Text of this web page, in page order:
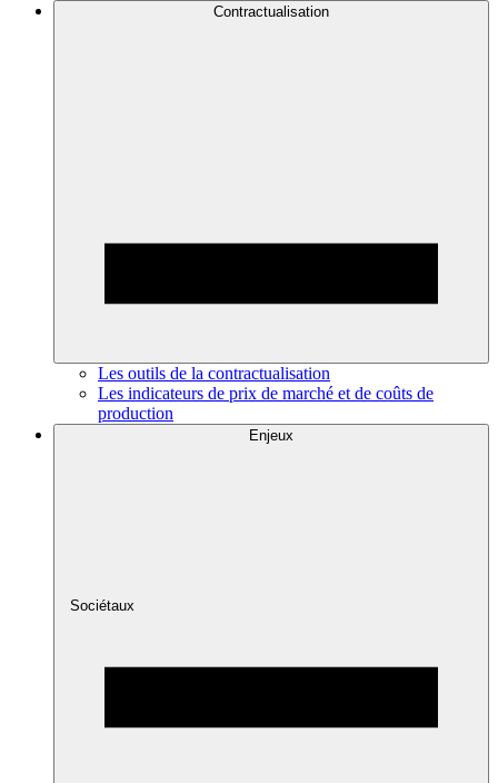
Contractualisation
Les outils de la contractualisation
Les indicateurs de prix de marché et de coûts de
production
Enjeux
Sociétaux